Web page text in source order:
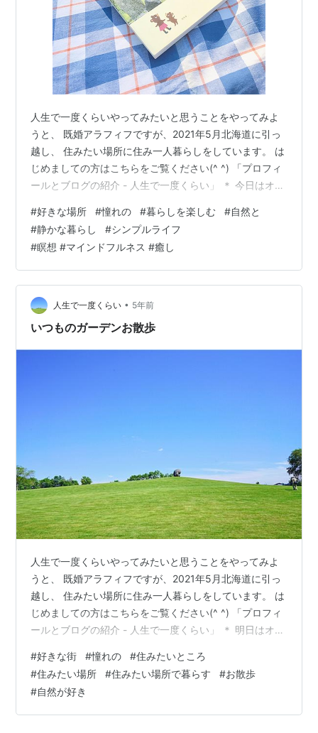
人生で一度くらいやってみたいと思うことをやってみよ
うと、 既婚アラフィフですが、2021年5月北海道に引っ
越し、 住みたい場所に住み一人暮らしをしています。 は
じめましての方はこちらをご覧ください(^ ^) 「プロフィ
ールとブログの紹介 - 人生で一度くらい」 ＊ 今日はオン
が参加してくださり、 素敵なみなさまにお会いすること
ができ、 本当にうれしく楽しい時間となりました(^^) 私
はあまりSNSはやっていませんし、 メインブログで告知
するだけですので、 （このブログはサブブログです。）
参加してくださる方はみなさま ブログを読んできてく
だ…
#好きな場所 #憧れの #暮らしを楽しむ #自然と
#静かな暮らし #シンプルライフ
#瞑想 #マインドフルネス #癒し
人生で一度くらい • 5年前
いつものガーデンお散歩
人生で一度くらいやってみたいと思うことをやってみよ
うと、 既婚アラフィフですが、2021年5月北海道に引っ
越し、 住みたい場所に住み一人暮らしをしています。 は
じめましての方はこちらをご覧ください(^ ^) 「プロフィ
ールとブログの紹介 - 人生で一度くらい」 ＊ 明日はオン
ール、 今日の個人セッションが延長になったりなどで 一
日忙しかったので、 今日は前に撮った動画をご紹介しま
すね(^^) 20秒くらいです♪ www.youtube.com 今日の帯
広は時折霧雨が降る静かな一日でした。 皆様の街はどん
#好きな街 #憧れの #住みたいところ
#住みたい場所 #住みたい場所で暮らす #お散歩
#自然が好き